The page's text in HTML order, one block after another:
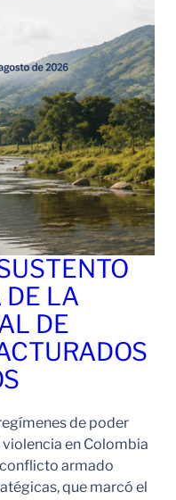
DE LA
DE
de poder
en Colombia
armado
que marcó el